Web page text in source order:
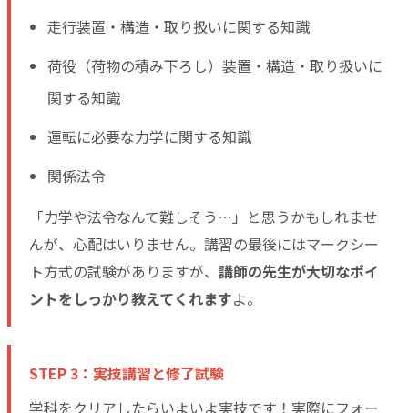
走行装置・構造・取り扱いに関する知識
荷役（荷物の積み下ろし）装置・構造・取り扱いに
関する知識
運転に必要な力学に関する知識
関係法令
「力学や法令なんて難しそう…」と思うかもしれませ
んが、心配はいりません。講習の最後にはマークシー
ト方式の試験がありますが、 講師の先生が大切なポイ
ントをしっかり教えてくれますよ。
STEP 3：実技講習と修了試験
学科をクリアしたらいよいよ実技です！実際にフォー